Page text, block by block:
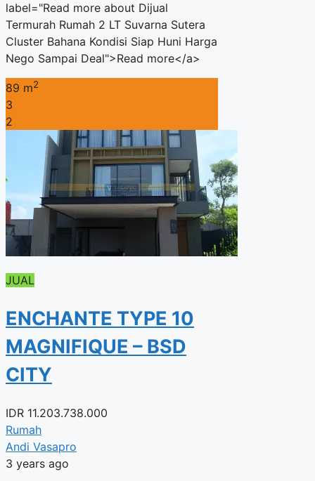
label="Read more about Dijual
Termurah Rumah 2 LT Suvarna Sutera
Cluster Bahana Kondisi Siap Huni Harga
Nego Sampai Deal">Read more</a>
89 m2
3
2
JUAL
ENCHANTE TYPE 10
MAGNIFIQUE – BSD
CITY
IDR 11.203.738.000
Rumah
Andi Vasapro
3 years ago